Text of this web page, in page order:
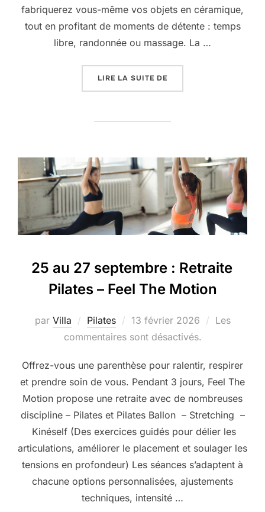
fabriquerez vous-même vos objets en céramique,
tout en profitant de moments de détente : temps
libre, randonnée ou massage. La …
LIRE LA SUITE DE
25 au 27 septembre : Retraite
Pilates – Feel The Motion
par Villa Pilates
Publié
le
13 février 2026
Les
commentaires sont désactivés.
Offrez-vous une parenthèse pour ralentir, respirer
et prendre soin de vous. Pendant 3 jours, Feel The
Motion propose une retraite avec de nombreuses
discipline – Pilates et Pilates Ballon – Stretching –
Kinéself (Des exercices guidés pour délier les
articulations, améliorer le placement et soulager les
tensions en profondeur) Les séances s’adaptent à
chacune options personnalisées, ajustements
techniques, intensité …